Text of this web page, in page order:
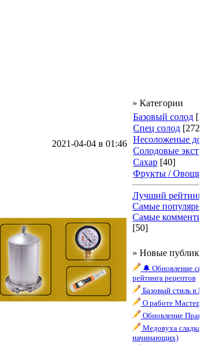
2021-04-04 в 01:46
» Категории
Базовый солод
Спец солод [272]
Несоложеные
Солодовые
Сахар [40]
Фрукты / Овощи
Лучший рейтинг
Самые
Самые
[50]
» Новые
🔔 Обновление
рейтинга рецептов
Базовый стиль в
О работе
Обновление
Медовуха
начинающих)